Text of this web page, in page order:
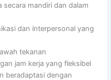
secara mandiri dan dalam
dan interpersonal yang
tekanan
jam kerja yang fleksibel
beradaptasi dengan